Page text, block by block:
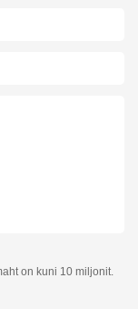
on kuni 10 miljonit.